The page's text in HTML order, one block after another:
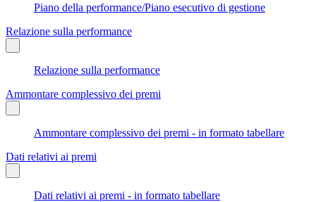
Piano della performance/Piano esecutivo di gestione
Relazione sulla performance
Relazione sulla performance
Ammontare complessivo dei premi
Ammontare complessivo dei premi - in formato tabellare
Dati relativi ai premi
Dati relativi ai premi - in formato tabellare